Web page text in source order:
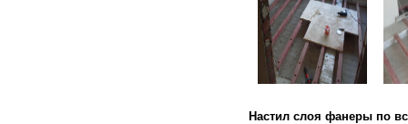
Настил слоя фанеры по